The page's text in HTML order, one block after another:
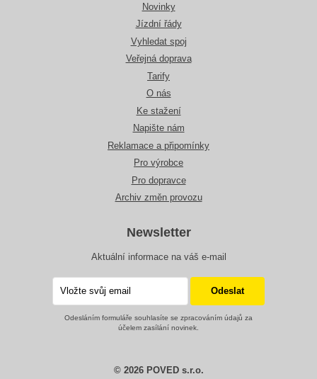
Novinky
Jízdní řády
Vyhledat spoj
Veřejná doprava
Tarify
O nás
Ke stažení
Napište nám
Reklamace a připomínky
Pro výrobce
Pro dopravce
Archiv změn provozu
Newsletter
Aktuální informace na váš e-mail
Odesláním formuláře souhlasíte se zpracováním údajů za
účelem zasílání novinek.
© 2026 POVED s.r.o.